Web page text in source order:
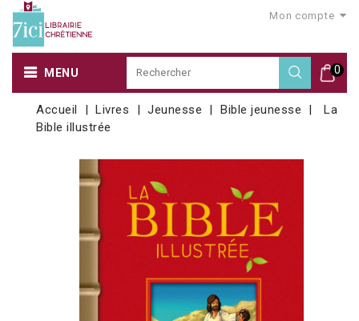
Mon compte
0
MENU
Accueil Livres Jeunesse Bible jeunesse
La
Bible illustrée